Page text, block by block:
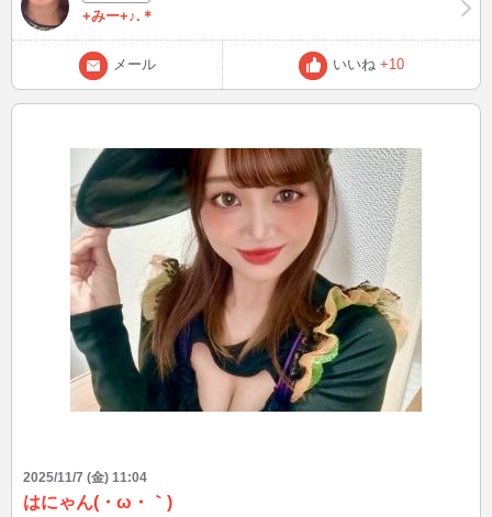
大事な経験を与えてくださいました✨ 本当に感謝しかありません🥹
これから出会うご新規様も私のことを知っていただけますと嬉しいで
ーとして日々成長できたらなと思っています😊 そして!今月のみです
がイベントを企画しております🤭来週あたりから発信していく予定で
イン予定です⭐️ 皆さまにお会いできるのをお待ちしております😊 本
日の画像は友人が私に絶対に似合うと言っ てかけてくれたデジタル
パーマになります🎵韓国人風だそうです⭐️（私は日本人）
+みー+♪.＊
メール いいね +10
2025/11/7 (金) 11:04
はにゃん(・ω・｀)